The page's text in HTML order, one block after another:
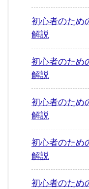
初心者のた
解説
初心者のた
解説
初心者のた
解説
初心者のた
解説
初心者のた